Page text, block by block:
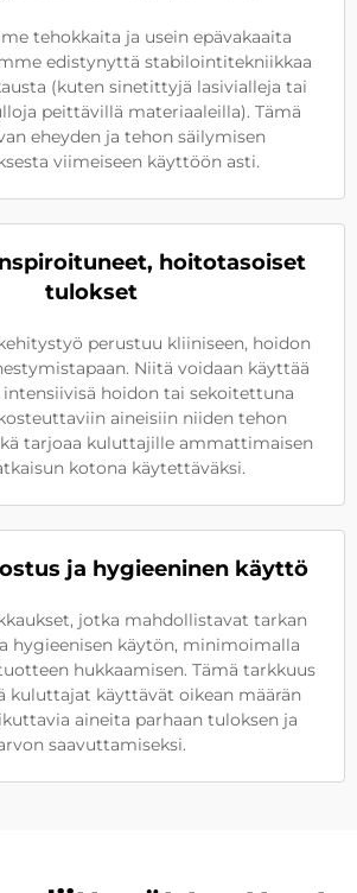
tehokkaita ja usein epävakaaita
edistynyttä stabilointitekniikkaa
(kuten sinetittyjä lasivialleja tai
peittävillä materiaaleilla). Tämä
eheyden ja tehon säilymisen
viimeiseen käyttöön asti.
hoitotasoiset
tulokset
perustuu kliiniseen, hoidon
Niitä voidaan käyttää
intensiivisä hoidon tai sekoitettuna
aineisiin niiden tehon
tarjoaa kuluttajille ammattimaisen
kotona käytettäväksi.
ja hygieeninen käyttö
jotka mahdollistavat tarkan
hygieenisen käytön, minimoimalla
hukkaamisen. Tämä tarkkuus
kuluttajat käyttävät oikean määrän
aineita parhaan tuloksen ja
saavuttamiseksi.